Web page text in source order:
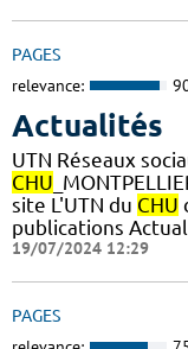
PAGES
relevance:
Actualités
UTN Réseaux
CHU
site L'UTN du CHU
publications
19/07/2024 12:29
PAGES